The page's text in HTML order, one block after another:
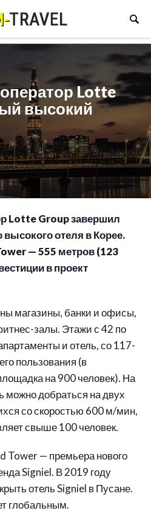
Lotte
высокий
Lotte Group завершил
высокого отеля в Корее.
— 555 метров (123
в проект
магазины, банки и офисы,
залы. Этажи с 42 по
и отель, со 117-
пользования (в
на 900 человек). На
можно добраться на двух
со скоростью 600 м/мин,
свыше 100 человек.
Tower — премьера нового
Signiel. В 2019 году
отель Signiel в Пусане.
глобальным.